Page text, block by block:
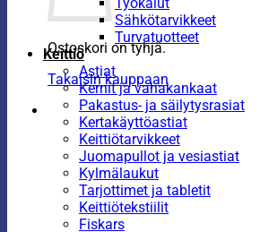
Ostoskori on tyhjä.
Takaisin kauppaan
Sähkötarvikkeet
Turvatuotteet
Keittiö
Astiat
Kernit ja vahakankaat
Pakastus- ja säilytysrasiat
Kertakäyttöastiat
Keittiötarvikkeet
Juomapullot ja vesiastiat
Kylmälaukut
Tarjottimet ja tabletit
Keittiötekstiilit
Fiskars